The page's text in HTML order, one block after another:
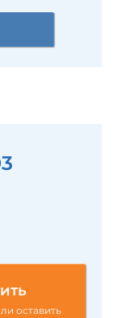
оставить